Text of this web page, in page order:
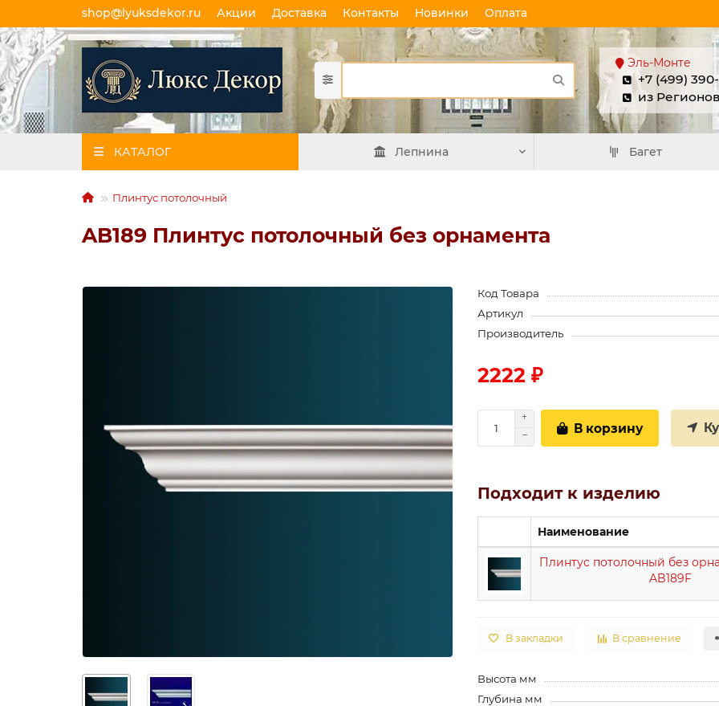
shop@lyuksdekor.ru Акции Доставка Контакты Новинки Оплата
Эль-Монте
+7 (499)
из Регионов
КАТАЛОГ Лепнина Багет
Плинтус потолочный
AB189 Плинтус потолочный без орнамента
Код Товара
Артикул
Производитель
2222 ₽
В корзину
Подходит к изделию
Наименование
Плинтус потолочный без
AB189F
В закладки В сравнение
Высота мм
Глубина мм